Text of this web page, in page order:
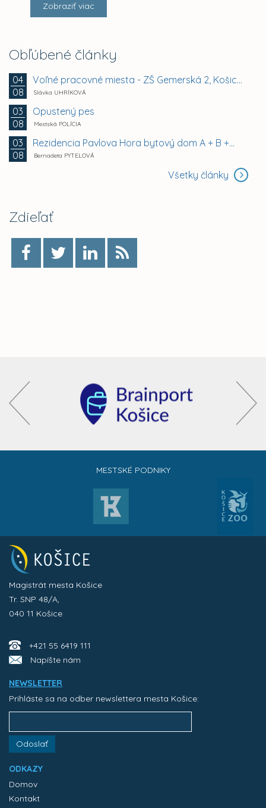
Zobraziť viac
Obľúbené články
04
08
Voľné pracovné miesta - ZŠ Gemerská 2, Košice -...
Slávka UHRÍKOVÁ
03
08
Opustený pes
Mestská POLÍCIA
03
08
Rezidencia Pavlova Hora bytový dom A + B +...
Bernadeta PYTELOVÁ
Všetky články
Zdieľať
MESTSKÉ PODNIKY
Magistrát mesta Košice
Tr. SNP 48/A,
040 11 Košice
+421 55 6419 111
Napíšte nám
NEWSLETTER
Prihláste sa na odber newslettera mesta Košice:
Odoslať
ODKAZY
Domov
Kontakt